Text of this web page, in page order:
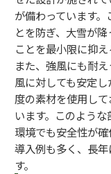
が備わっています
とを防ぎ、大雪が
ことを最小限に抑え
また、強風にも耐
風に対しても安定
度の素材を使用し
います。このよう
環境でも安全性が
導入例も多く、長
す。